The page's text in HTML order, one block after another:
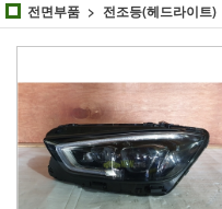
전면부품 전조등(헤드라이트)